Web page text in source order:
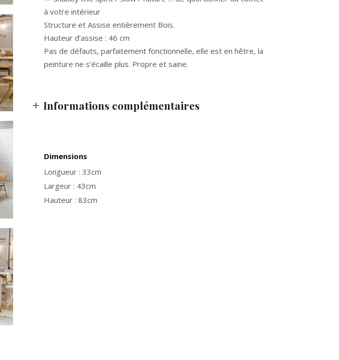
à votre intérieur
Structure et Assise entièrement Bois.
Hauteur d’assise : 46 cm
Pas de défauts, parfaitement fonctionnelle, elle est en hêtre, la
peinture ne s’écaille plus. Propre et saine.
Informations complémentaires
Dimensions
Longueur : 33cm
Largeur : 43cm
Hauteur : 83cm